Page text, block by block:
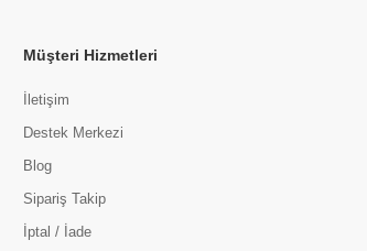
Müşteri Hizmetleri
İletişim
Destek Merkezi
Blog
Sipariş Takip
İptal / İade